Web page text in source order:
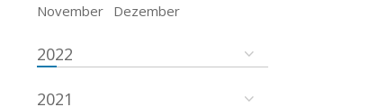
November
Dezember
2022
2021